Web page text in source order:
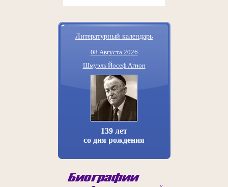
Литературный календарь
08 Августа 2026
Шмуэль Йосеф Агнон
139 лет
со дня рождения